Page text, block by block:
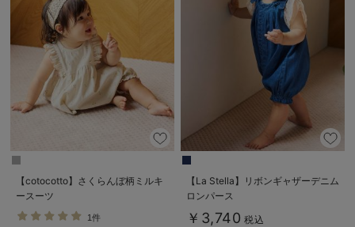
【cotocotto】さくらんぼ柄ミルキ
ースーツ
1件
【La Stella】リボンギャザーデニム
ロンパース
￥3,740 税込